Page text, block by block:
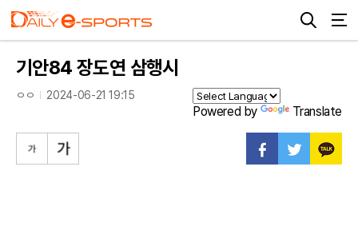
기안84 장도연 삼행시
ㅇㅇ 2024-06-21 19:15
Powered by Translate